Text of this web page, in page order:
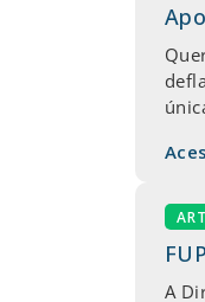
A